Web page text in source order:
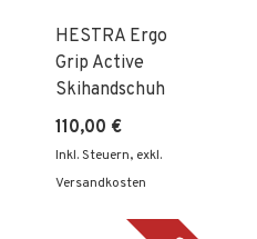
HESTRA Ergo
Grip Active
Skihandschuh
110,00 €
Inkl. Steuern, exkl.
Versandkosten